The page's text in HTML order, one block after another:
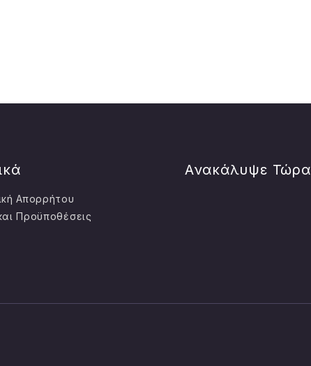
Απορρήτου
Προϋποθέσεις
Ανακάλυψε Τώρα